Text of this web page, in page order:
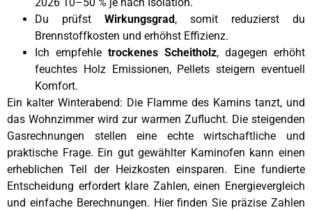
Du prüfst Wirkungsgrad, somit reduzierst du
Brennstoffkosten und erhöhst Effizienz.
Ich empfehle trockenes Scheitholz, dagegen erhöht
feuchtes Holz Emissionen, Pellets steigern eventuell
Komfort.
Ein kalter Winterabend: Die Flamme des Kamins tanzt, und
das Wohnzimmer wird zur warmen Zuflucht. Die steigenden
Gasrechnungen stellen eine echte wirtschaftliche und
praktische Frage. Ein gut gewählter Kaminofen kann einen
erheblichen Teil der Heizkosten einsparen. Eine fundierte
Entscheidung erfordert klare Zahlen, einen Energievergleich
und einfache Berechnungen. Hier finden Sie präzise Zahlen